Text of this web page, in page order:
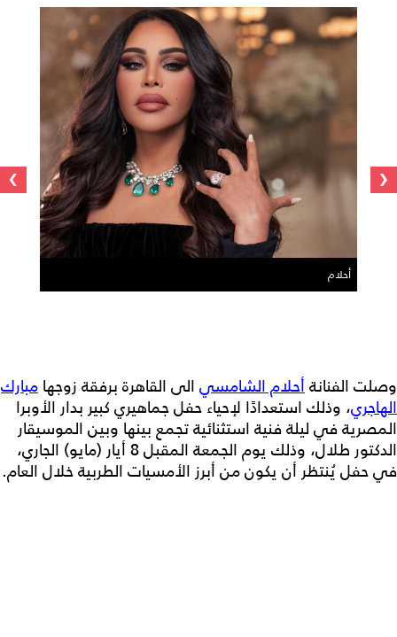
أحلام
‹
›
وصلت الفنانةأحلام الشامسي الى القاهرة برفقة زوجها مبارك
الهاجري، وذلك استعدادًا لإحياء حفل جماهيري كبير بدار الأوبرا
المصرية في ليلة فنية استثنائية تجمع بينها وبين الموسيقار
الدكتور طلال، وذلك يوم الجمعة المقبل 8 أيار (مايو) الجاري،
في حفل يُنتظر أن يكون من أبرز الأمسيات الطربية خلال العام.